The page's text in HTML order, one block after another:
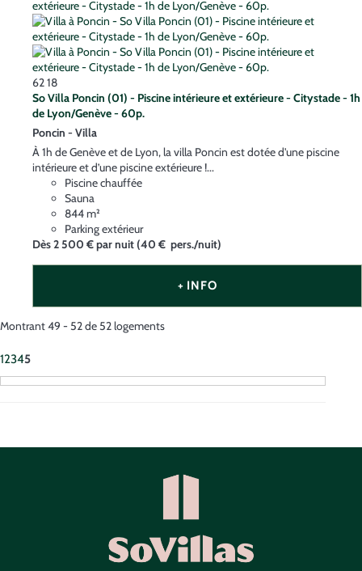
6218
So Villa Poncin (01) - Piscine intérieure et extérieure - Citystade - 1h
de Lyon/Genève - 60p.
Poncin - Villa
À 1h de Genève et de Lyon, la villa Poncin est dotée d'une piscine
intérieure et d’une piscine extérieure !...
Piscine chauffée
Sauna
844 m²
Parking extérieur
Dès2 500 €par nuit(40 € pers./nuit)
+ INFO
Montrant 49 - 52 de 52 logements
12345